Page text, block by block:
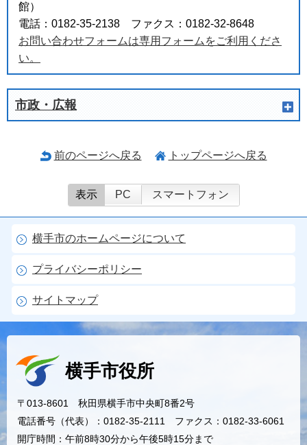
館）
電話：0182-35-2138 ファクス：0182-32-8648
お問い合わせフォームは専用フォームをご利用くださ
い。
市政・広報
前のページへ戻る トップページへ戻る
表示 PC スマートフォン
横手市のホームページについて
プライバシーポリシー
サイトマップ
横手市役所
〒013-8601 秋田県横手市中央町8番2号
電話番号（代表）：0182-35-2111 ファクス：0182-33-6061
開庁時間：午前8時30分から午後5時15分まで